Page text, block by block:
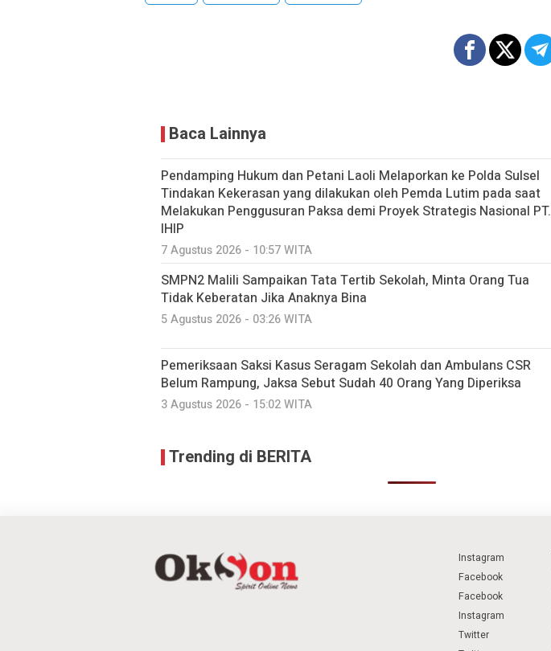
Baca Lainnya
Pendamping Hukum dan Petani Laoli Melaporkan ke Polda Sulsel
Tindakan Kekerasan yang dilakukan oleh Pemda Lutim pada saat
Melakukan Penggusuran Paksa demi Proyek Strategis Nasional PT.
IHIP
7 Agustus 2026 - 10:57 WITA
SMPN2 Malili Sampaikan Tata Tertib Sekolah, Minta Orang Tua
Tidak Keberatan Jika Anaknya Bina
5 Agustus 2026 - 03:26 WITA
Pemeriksaan Saksi Kasus Seragam Sekolah dan Ambulans CSR
Belum Rampung, Jaksa Sebut Sudah 40 Orang Yang Diperiksa
3 Agustus 2026 - 15:02 WITA
Trending di BERITA
Instagram
Facebook
Facebook
Instagram
Twitter